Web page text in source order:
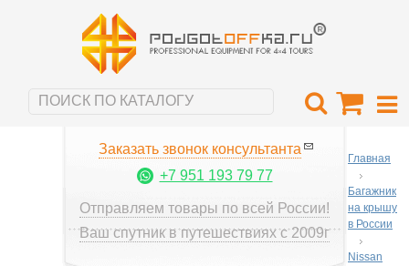
Заказать звонок консультанта
+7 951 193 79 77
Отправляем товары по всей России!
Ваш спутник в путешествиях с 2009г
Главная
Багажник
на крышу
в России
Nissan